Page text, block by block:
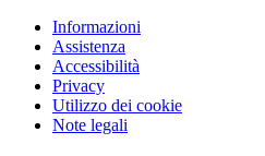
Informazioni
Assistenza
Accessibilità
Privacy
Utilizzo dei cookie
Note legali